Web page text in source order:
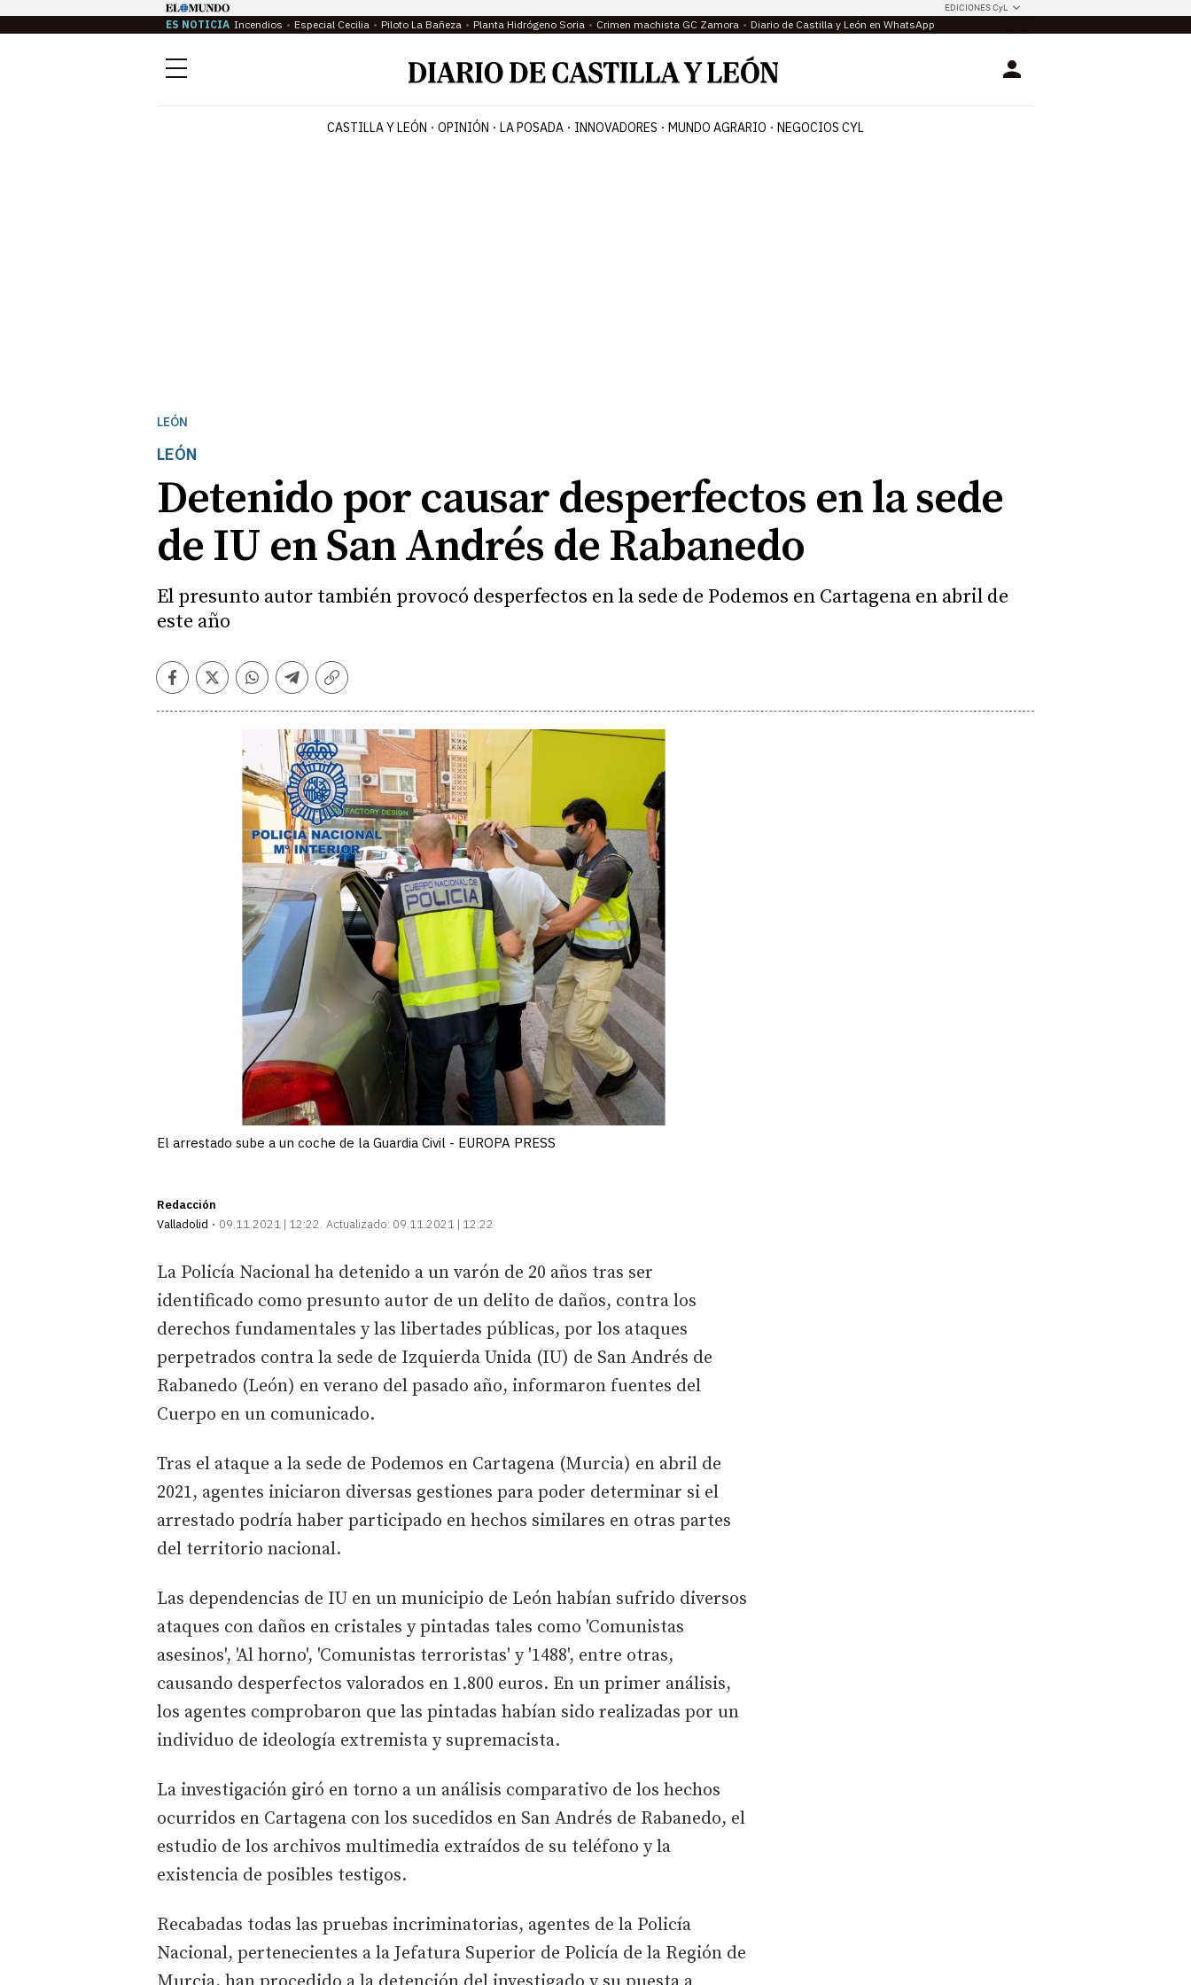
EDICIONES CyL
ES NOTICIA Incendios Especial Cecilia Piloto La Bañeza Planta Hidrógeno Soria Crimen machista GC Zamora Diario de Castilla y León en WhatsApp
Menú Login
CASTILLA Y LEÓN OPINIÓN LA POSADA INNOVADORES MUNDO AGRARIO NEGOCIOS CYL
LEÓN
LEÓN
Detenido por causar desperfectos en la sede
de IU en San Andrés de Rabanedo
El presunto autor también provocó desperfectos en la sede de Podemos en Cartagena en abril de
este año
Facebook
TwitterWhatsapp
Telegram
Copiar
El arrestado sube a un coche de la Guardia Civil - EUROPA PRESS
Redacción
Valladolid
09.11.2021 | 12:22 Actualizado: 09.11.2021 | 12:22
La Policía Nacional ha detenido a un varón de 20 años tras ser
identificado como presunto autor de un delito de daños, contra los
derechos fundamentales y las libertades públicas, por los ataques
perpetrados contra la sede de Izquierda Unida (IU) de San Andrés de
Rabanedo (León) en verano del pasado año, informaron fuentes del
Cuerpo en un comunicado.
Tras el ataque a la sede de Podemos en Cartagena (Murcia) en abril de
2021, agentes iniciaron diversas gestiones para poder determinar si el
arrestado podría haber participado en hechos similares en otras partes
del territorio nacional.
Las dependencias de IU en un municipio de León habían sufrido diversos
ataques con daños en cristales y pintadas tales como 'Comunistas
asesinos', 'Al horno', 'Comunistas terroristas' y '1488', entre otras,
causando desperfectos valorados en 1.800 euros. En un primer análisis,
los agentes comprobaron que las pintadas habían sido realizadas por un
individuo de ideología extremista y supremacista.
La investigación giró en torno a un análisis comparativo de los hechos
ocurridos en Cartagena con los sucedidos en San Andrés de Rabanedo, el
estudio de los archivos multimedia extraídos de su teléfono y la
existencia de posibles testigos.
Recabadas todas las pruebas incriminatorias, agentes de la Policía
Nacional, pertenecientes a la Jefatura Superior de Policía de la Región de